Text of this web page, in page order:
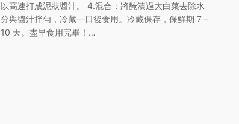
以高速打成泥狀醬汁。 4.混合：將醃漬過大白菜去除水
分與醬汁拌勻，冷藏一日後食用。冷藏保存，保鮮期 7 –
10 天。盡早食用完畢！…